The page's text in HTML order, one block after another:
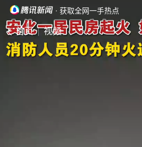
· 获取全网一手热点
首页 视频